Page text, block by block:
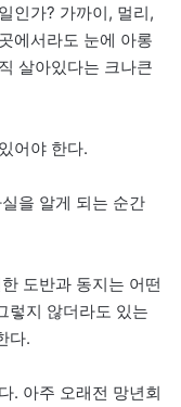
인가? 가까이, 멀리,
에서라도 눈에 아롱
살아있다는 크나큰
어야 한다.
을 알게 되는 순간
도반과 동지는 어떤
렇지 않더라도 있는
다.
. 아주 오래전 망년회